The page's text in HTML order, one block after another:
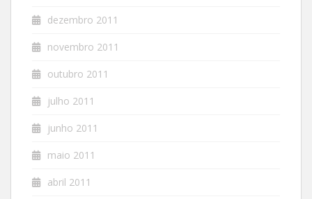
dezembro 2011
novembro 2011
outubro 2011
julho 2011
junho 2011
maio 2011
abril 2011